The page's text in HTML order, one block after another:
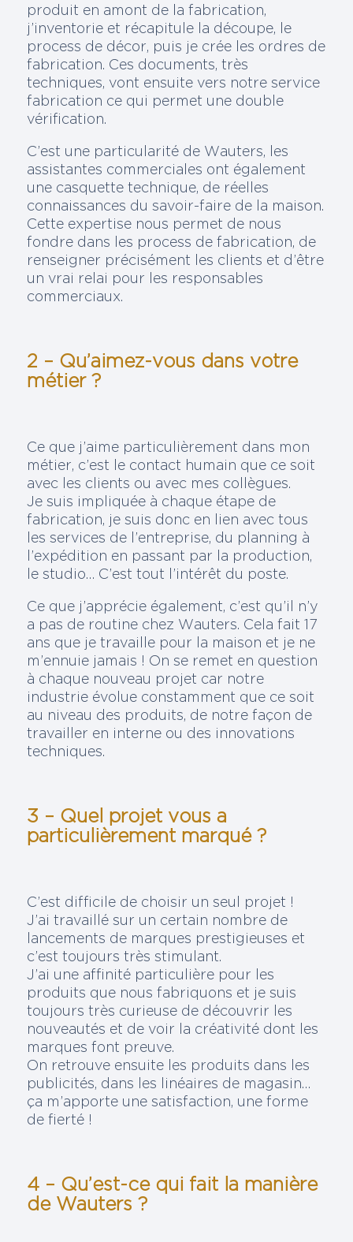
produit en amont de la fabrication,
j’inventorie et récapitule la découpe, le
process de décor, puis je crée les ordres de
fabrication. Ces documents, très
techniques, vont ensuite vers notre service
fabrication ce qui permet une double
vérification.
C’est une particularité de Wauters, les
assistantes commerciales ont également
une casquette technique, de réelles
connaissances du savoir-faire de la maison.
Cette expertise nous permet de nous
fondre dans les process de fabrication, de
renseigner précisément les clients et d’être
un vrai relai pour les responsables
commerciaux.
2 – Qu’aimez-vous dans votre
métier ?
Ce que j’aime particulièrement dans mon
métier, c’est le contact humain que ce soit
avec les clients ou avec mes collègues.
Je suis impliquée à chaque étape de
fabrication, je suis donc en lien avec tous
les services de l’entreprise, du planning à
l’expédition en passant par la production,
le studio… C’est tout l’intérêt du poste.
Ce que j’apprécie également, c’est qu’il n’y
a pas de routine chez Wauters. Cela fait 17
ans que je travaille pour la maison et je ne
m’ennuie jamais ! On se remet en question
à chaque nouveau projet car notre
industrie évolue constamment que ce soit
au niveau des produits, de notre façon de
travailler en interne ou des innovations
techniques.
3 – Quel projet vous a
particulièrement marqué ?
C’est difficile de choisir un seul projet !
J’ai travaillé sur un certain nombre de
lancements de marques prestigieuses et
c’est toujours très stimulant.
J’ai une affinité particulière pour les
produits que nous fabriquons et je suis
toujours très curieuse de découvrir les
nouveautés et de voir la créativité dont les
marques font preuve.
On retrouve ensuite les produits dans les
publicités, dans les linéaires de magasin…
ça m’apporte une satisfaction, une forme
de fierté !
4 – Qu’est-ce qui fait la manière
de Wauters ?